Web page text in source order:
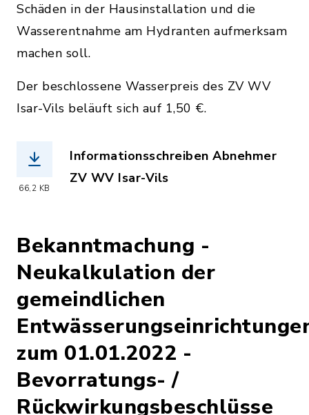
Schäden in der Hausinstallation und die
Wasserentnahme am Hydranten aufmerksam
machen soll.
Der beschlossene Wasserpreis des ZV WV
Isar-Vils beläuft sich auf 1,50 €.
66,2 KB
Informationsschreiben Abnehmer
ZV WV Isar-Vils
Bekanntmachung -
Neukalkulation der
gemeindlichen
zum 01.01.2022 -
Bevorratungs- /
Rückwirkungsbeschlüsse